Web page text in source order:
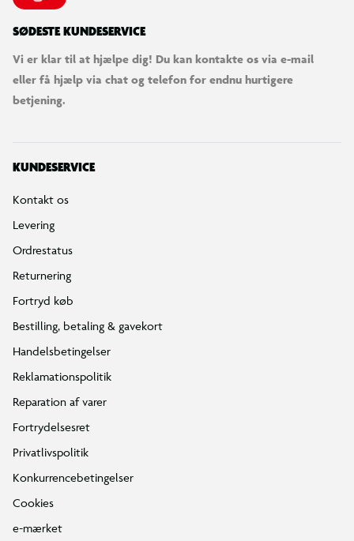
SØDESTE KUNDESERVICE
Vi er klar til at hjælpe dig! Du kan kontakte os via e-mail
eller få hjælp via chat og telefon for endnu hurtigere
betjening.
KUNDESERVICE
Kontakt os
Levering
Ordrestatus
Returnering
Fortryd køb
Bestilling, betaling & gavekort
Handelsbetingelser
Reklamationspolitik
Reparation af varer
Fortrydelsesret
Privatlivspolitik
Konkurrencebetingelser
Cookies
e-mærket